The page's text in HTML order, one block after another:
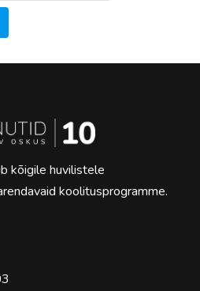
kõigile huvilistele
koolitusprogramme.